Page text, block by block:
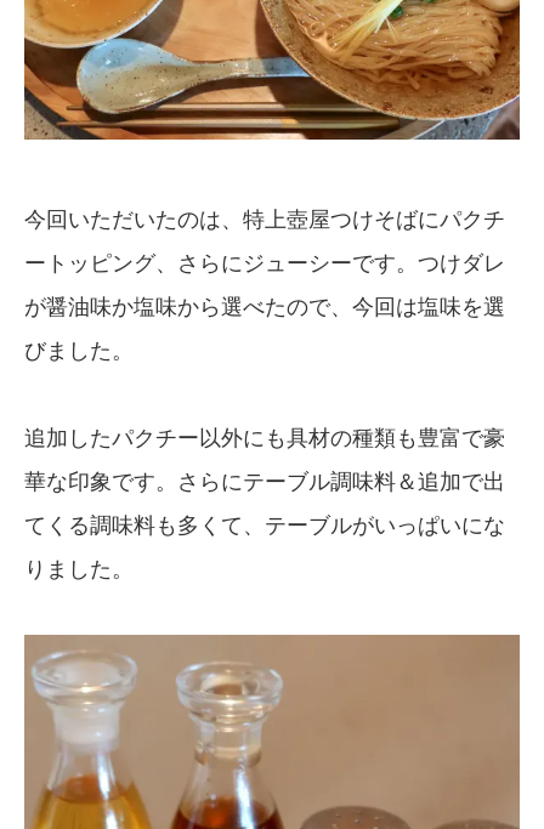
今回いただいたのは、特上壺屋つけそばにパクチ
ートッピング、さらにジューシーです。つけダレ
が醤油味か塩味から選べたので、今回は塩味を選
びました。
追加したパクチー以外にも具材の種類も豊富で豪
華な印象です。さらにテーブル調味料＆追加で出
てくる調味料も多くて、テーブルがいっぱいにな
りました。